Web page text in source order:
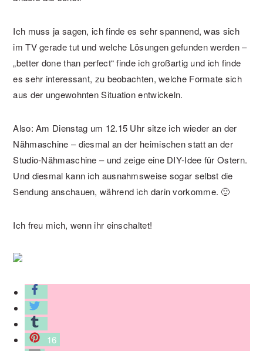
Ich muss ja sagen, ich finde es sehr spannend, was sich
im TV gerade tut und welche Lösungen gefunden werden –
„better done than perfect“ finde ich großartig und ich finde
es sehr interessant, zu beobachten, welche Formate sich
aus der ungewohnten Situation entwickeln.
Also: Am Dienstag um 12.15 Uhr sitze ich wieder an der
Nähmaschine – diesmal an der heimischen statt an der
Studio-Nähmaschine – und zeige eine DIY-Idee für Ostern.
Und diesmal kann ich ausnahmsweise sogar selbst die
Sendung anschauen, während ich darin vorkomme. 🙂
Ich freu mich, wenn ihr einschaltet!
16